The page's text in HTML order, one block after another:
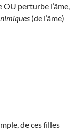
perturbe l’âme,
(de l’âme)
de ces filles